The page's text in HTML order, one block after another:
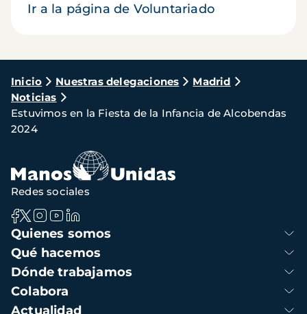
Ir a la página de Voluntariado
Ruta
de
navegación
Inicio Nuestras delegaciones
Madrid
Noticias
Estuvimos en la Fiesta de la Infancia de Alcobendas
2024
Navegación
principal
Quienes somos
Qué hacemos
Dónde trabajamos
Colabora
Actualidad
Redes sociales